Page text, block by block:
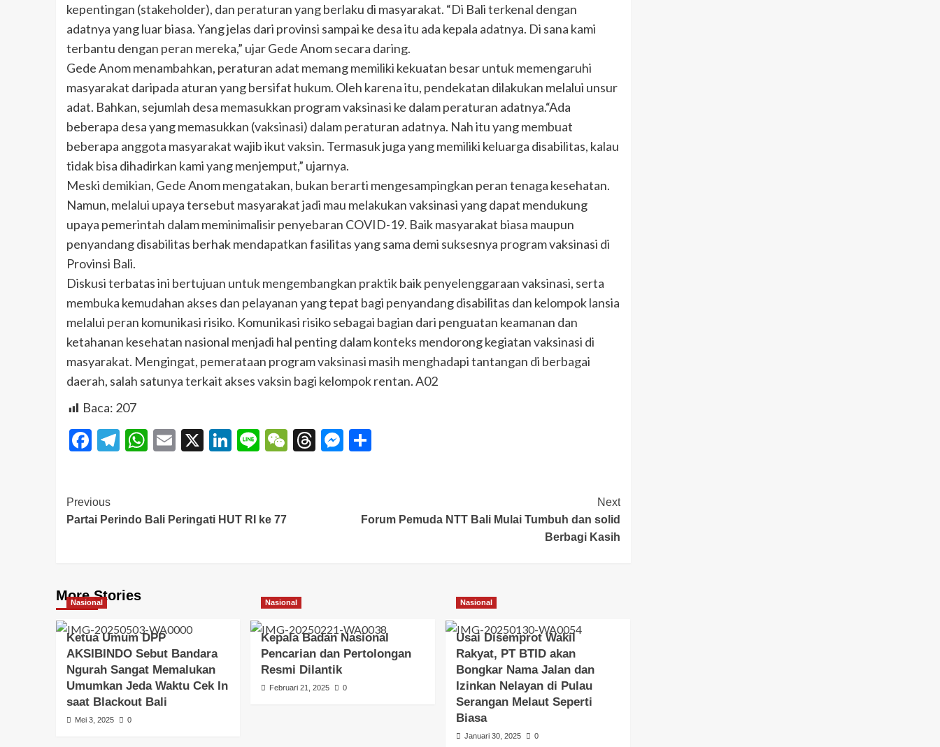
kepentingan (stakeholder), dan peraturan yang berlaku di masyarakat. “Di Bali terkenal dengan
adatnya yang luar biasa. Yang jelas dari provinsi sampai ke desa itu ada kepala adatnya. Di sana kami
terbantu dengan peran mereka,” ujar Gede Anom secara daring.
Gede Anom menambahkan, peraturan adat memang memiliki kekuatan besar untuk memengaruhi
masyarakat daripada aturan yang bersifat hukum. Oleh karena itu, pendekatan dilakukan melalui unsur
adat. Bahkan, sejumlah desa memasukkan program vaksinasi ke dalam peraturan adatnya.“Ada
beberapa desa yang memasukkan (vaksinasi) dalam peraturan adatnya. Nah itu yang membuat
beberapa anggota masyarakat wajib ikut vaksin. Termasuk juga yang memiliki keluarga disabilitas, kalau
tidak bisa dihadirkan kami yang menjemput,” ujarnya.
Meski demikian, Gede Anom mengatakan, bukan berarti mengesampingkan peran tenaga kesehatan.
Namun, melalui upaya tersebut masyarakat jadi mau melakukan vaksinasi yang dapat mendukung
upaya pemerintah dalam meminimalisir penyebaran COVID-19. Baik masyarakat biasa maupun
penyandang disabilitas berhak mendapatkan fasilitas yang sama demi suksesnya program vaksinasi di
Provinsi Bali.
Diskusi terbatas ini bertujuan untuk mengembangkan praktik baik penyelenggaraan vaksinasi, serta
membuka kemudahan akses dan pelayanan yang tepat bagi penyandang disabilitas dan kelompok lansia
melalui peran komunikasi risiko. Komunikasi risiko sebagai bagian dari penguatan keamanan dan
ketahanan kesehatan nasional menjadi hal penting dalam konteks mendorong kegiatan vaksinasi di
masyarakat. Mengingat, pemerataan program vaksinasi masih menghadapi tantangan di berbagai
daerah, salah satunya terkait akses vaksin bagi kelompok rentan. A02
Baca: 207
Facebook
Telegram
WhatsApp
Email
X LinkedIn
LineWeChat
Threads
Messenger
Share
Previous
Partai Perindo Bali Peringati HUT RI ke 77
Next
Forum Pemuda NTT Bali Mulai Tumbuh dan solid
Berbagi Kasih
More Stories
Nasional
Ketua Umum DPP
AKSIBINDO Sebut Bandara
Ngurah Sangat Memalukan
Umumkan Jeda Waktu Cek In
saat Blackout Bali
Mei 3, 2025 0
Nasional
Kepala Badan Nasional
Pencarian dan Pertolongan
Resmi Dilantik
Februari 21, 2025 0
Nasional
Usai Disemprot Wakil
Rakyat, PT BTID akan
Bongkar Nama Jalan dan
Izinkan Nelayan di Pulau
Serangan Melaut Seperti
Biasa
Januari 30, 2025 0